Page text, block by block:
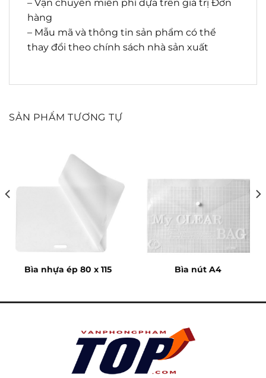
– Vận chuyển miễn phí dựa trên giá trị Đơn
hàng
– Mẫu mã và thông tin sản phẩm có thể
thay đổi theo chính sách nhà sản xuất
SẢN PHẨM TƯƠNG TỰ
Bìa nhựa ép 80 x 115 Bìa nút A4